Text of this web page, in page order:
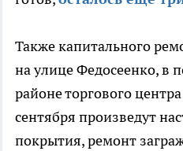
Также капитального
на улице Федосеенко, в
районе торгового
сентября произведут
покрытия, ремонт